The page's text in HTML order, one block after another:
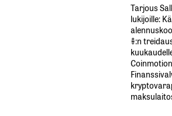
Tarjous
lukijoille:
%:n